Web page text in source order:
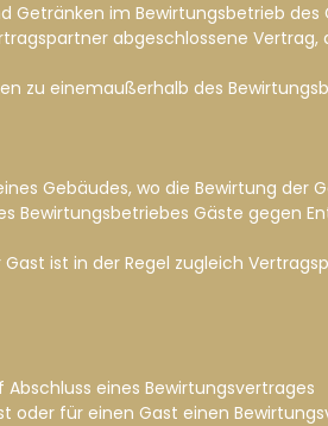
Getränken im Bewirtungsbetrieb des
abgeschlossene
zu einemaußerhalb des
Gebäudes, wo die Bewirtung
Bewirtungsbetriebes Gäste gegen
ist in der Regel zugleich
eines Bewirtungsvertrages
oder für einen Gast einen